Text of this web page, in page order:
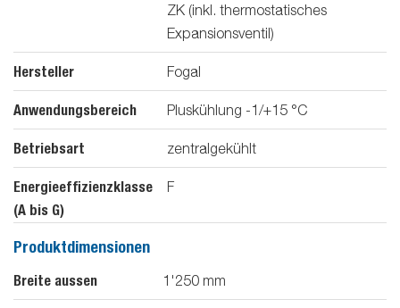
ZK (inkl. thermostatisches
Expansionsventil)
Hersteller Fogal
Anwendungsbereich Pluskühlung -1/+15 °C
Betriebsart zentralgekühlt
Energieeffizienzklasse
(A bis G)
F
Produktdimensionen
Breite aussen 1'250 mm